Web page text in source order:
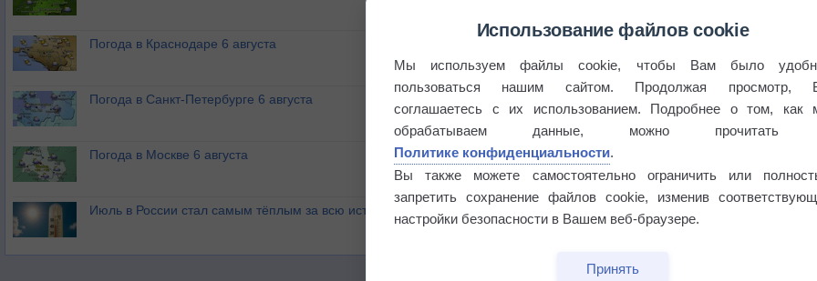
Погода в Краснодаре 6 августа
Погода в Санкт-Петербурге 6 августа
Погода в Москве 6 августа
Июль в России стал самым тёплым за всю историю
Использование файлов cookie
Мы используем файлы cookie, чтобы Вам было
пользоваться нашим сайтом. Продолжая просмотр,
соглашаетесь с их использованием. Подробнее о том, как
обрабатываем данные, можно прочитать
Политике конфиденциальности.
Вы также можете самостоятельно ограничить или
запретить сохранение файлов cookie, изменив
настройки безопасности в Вашем веб-браузере.
Принять